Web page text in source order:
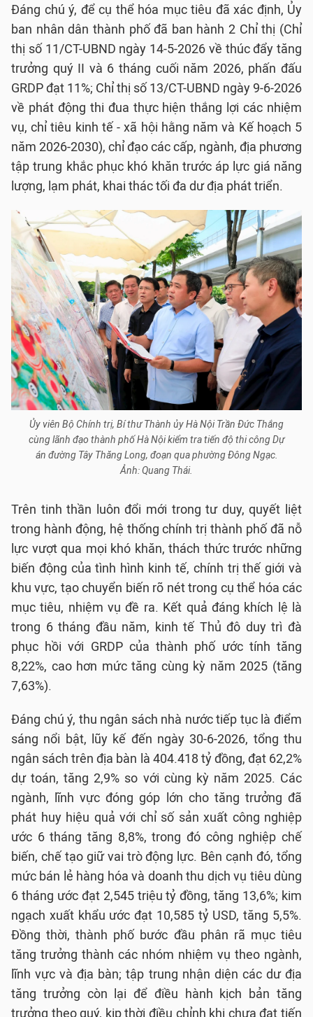
Đáng chú ý, để cụ thể hóa mục tiêu đã xác định, Ủy
ban nhân dân thành phố đã ban hành 2 Chỉ thị (Chỉ
thị số 11/CT-UBND ngày 14-5-2026 về thúc đẩy tăng
trưởng quý II và 6 tháng cuối năm 2026, phấn đấu
GRDP đạt 11%; Chỉ thị số 13/CT-UBND ngày 9-6-2026
về phát động thi đua thực hiện thắng lợi các nhiệm
vụ, chỉ tiêu kinh tế - xã hội hằng năm và Kế hoạch 5
năm 2026-2030), chỉ đạo các cấp, ngành, địa phương
tập trung khắc phục khó khăn trước áp lực giá năng
lượng, lạm phát, khai thác tối đa dư địa phát triển.
Ủy viên Bộ Chính trị, Bí thư Thành ủy Hà Nội Trần Đức Thắng
cùng lãnh đạo thành phố Hà Nội kiểm tra tiến độ thi công Dự
án đường Tây Thăng Long, đoạn qua phường Đông Ngạc.
Ảnh: Quang Thái.
Trên tinh thần luôn đổi mới trong tư duy, quyết liệt
trong hành động, hệ thống chính trị thành phố đã nỗ
lực vượt qua mọi khó khăn, thách thức trước những
biến động của tình hình kinh tế, chính trị thế giới và
khu vực, tạo chuyển biến rõ nét trong cụ thể hóa các
mục tiêu, nhiệm vụ đề ra. Kết quả đáng khích lệ là
trong 6 tháng đầu năm, kinh tế Thủ đô duy trì đà
phục hồi với GRDP của thành phố ước tính tăng
8,22%, cao hơn mức tăng cùng kỳ năm 2025 (tăng
7,63%).
Đáng chú ý, thu ngân sách nhà nước tiếp tục là điểm
sáng nổi bật, lũy kế đến ngày 30-6-2026, tổng thu
ngân sách trên địa bàn là 404.418 tỷ đồng, đạt 62,2%
dự toán, tăng 2,9% so với cùng kỳ năm 2025. Các
ngành, lĩnh vực đóng góp lớn cho tăng trưởng đã
phát huy hiệu quả với chỉ số sản xuất công nghiệp
ước 6 tháng tăng 8,8%, trong đó công nghiệp chế
biến, chế tạo giữ vai trò động lực. Bên cạnh đó, tổng
mức bán lẻ hàng hóa và doanh thu dịch vụ tiêu dùng
6 tháng ước đạt 2,545 triệu tỷ đồng, tăng 13,6%; kim
ngạch xuất khẩu ước đạt 10,585 tỷ USD, tăng 5,5%.
Đồng thời, thành phố bước đầu phân rã mục tiêu
tăng trưởng thành các nhóm nhiệm vụ theo ngành,
lĩnh vực và địa bàn; tập trung nhận diện các dư địa
tăng trưởng còn lại để điều hành kịch bản tăng
trưởng theo quý, kịp thời điều chỉnh khi chưa đạt tiến